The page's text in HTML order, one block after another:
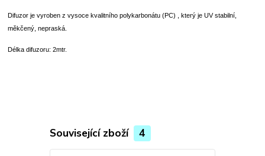
Difuzor je vyroben z vysoce kvalitního polykarbonátu (PC) , který je UV stabilní,
měkčený, nepraská.
Délka difuzoru: 2mtr.
Související zboží 4